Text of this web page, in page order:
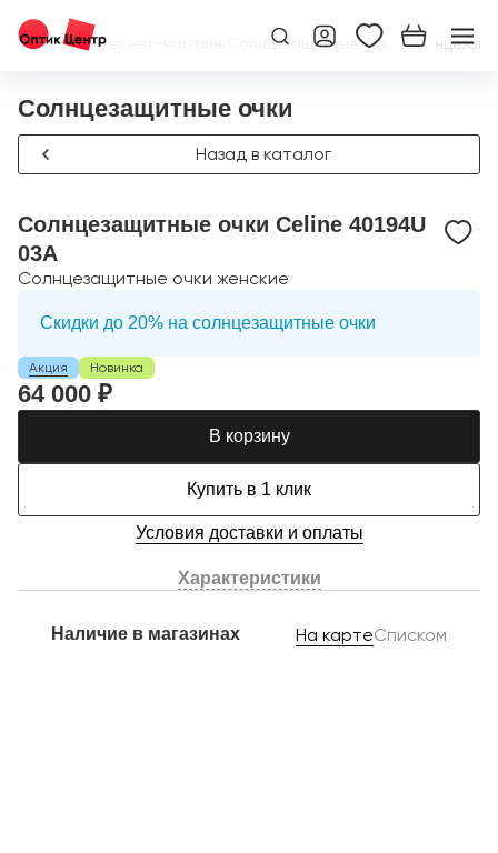
Главная/Интернет-магазин Солнцезащитные очки /
Солнцезащитные очки
Назад в каталог
Солнцезащитные очки Celine 40194U
03A
Солнцезащитные очки женские
Скидки до 20% на солнцезащитные очки
Акция Новинка
64 000 ₽
В корзину
Купить в 1 клик
Условия доставки и оплаты
Характеристики
Наличие в магазинах На картеСписком